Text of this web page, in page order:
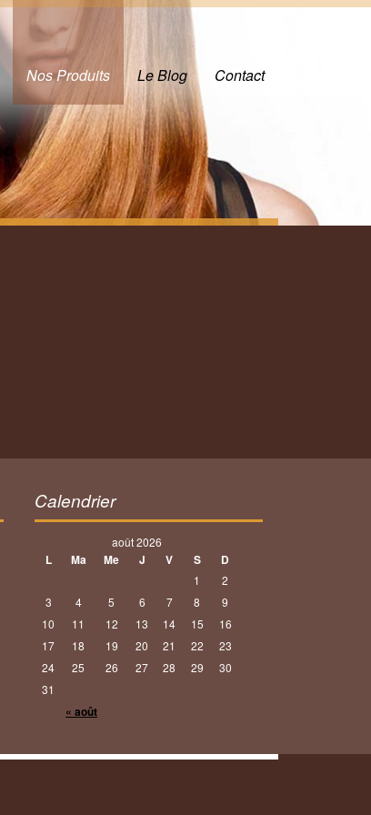
Nos Produits Le Blog Contact
Calendrier
août 2026
L Ma Me J V S D
« août
1
2
3
4 5 6 7 8
9
10
11 12 13 14 15
16
17
18 19 20 21 22
23
24
25 26 27 28 29
30
31